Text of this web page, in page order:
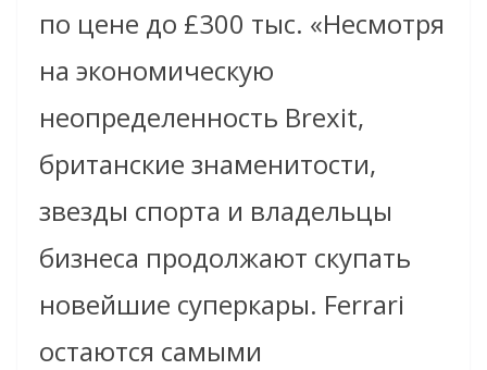
по цене до £300 тыс. «Несмотря
на экономическую
неопределенность Brexit,
британские знаменитости,
звезды спорта и владельцы
бизнеса продолжают скупать
новейшие суперкары. Ferrari
остаются самыми